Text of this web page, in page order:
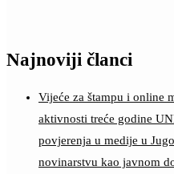
Najnoviji članci
Vijeće za štampu i online
aktivnosti treće godine
povjerenja u medije u
novinarstvu kao javnom